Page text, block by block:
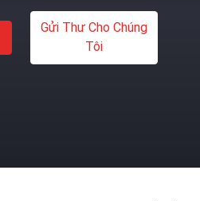
Gửi Thư Cho Chúng
Tôi